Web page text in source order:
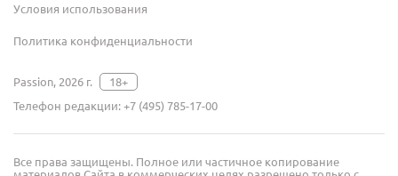
Условия использования
Политика конфиденциальности
Passion, 2026 г.
18+
Телефон редакции:+7 (495) 785-17-00
Все права защищены. Полное или частичное копирование